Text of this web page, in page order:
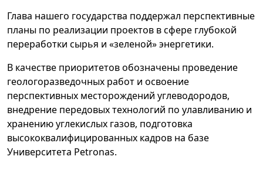
Глава нашего государства поддержал перспективные
планы по реализации проектов в сфере глубокой
переработки сырья и «зеленой» энергетики.
В качестве приоритетов обозначены проведение
геологоразведочных работ и освоение
перспективных месторождений углеводородов,
внедрение передовых технологий по улавливанию и
хранению углекислых газов, подготовка
высококвалифицированных кадров на базе
Университета Petronas.